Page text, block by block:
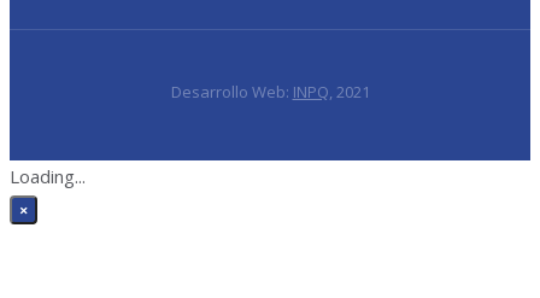
Desarrollo Web: INPQ, 2021
Loading...
×